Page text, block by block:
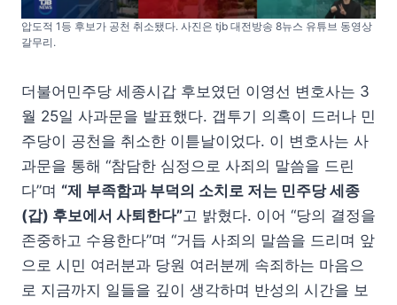
압도적 1등 후보가 공천 취소됐다. 사진은 tjb 대전방송 8뉴스 유튜브 동영상
갈무리.
더불어민주당 세종시갑 후보였던 이영선 변호사는 3
월 25일 사과문을 발표했다. 갭투기 의혹이 드러나 민
주당이 공천을 취소한 이튿날이었다. 이 변호사는 사
과문을 통해 “참담한 심정으로 사죄의 말씀을 드린
다”며 “제 부족함과 부덕의 소치로 저는 민주당 세종
(갑) 후보에서 사퇴한다”고 밝혔다. 이어 “당의 결정을
존중하고 수용한다”며 “거듭 사죄의 말씀을 드리며 앞
으로 시민 여러분과 당원 여러분께 속죄하는 마음으
로 지금까지 일들을 깊이 생각하며 반성의 시간을 보